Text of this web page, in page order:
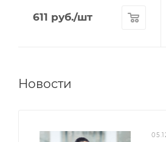
611 руб./шт
Новости